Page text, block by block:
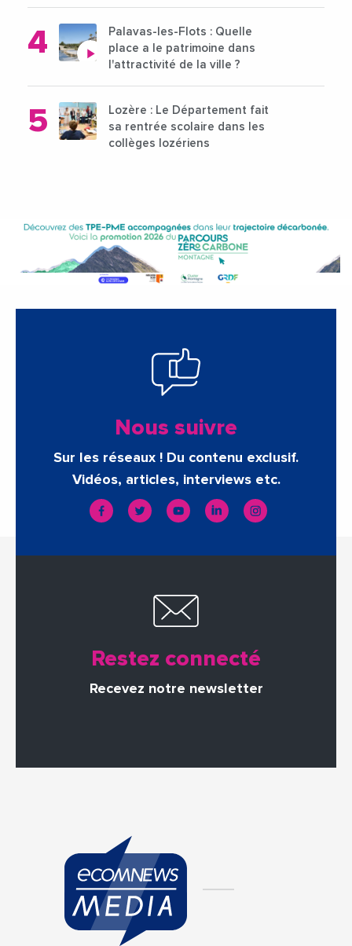
Palavas-les-Flots : Quelle
place a le patrimoine dans
l'attractivité de la ville ?
Lozère : Le Département fait
sa rentrée scolaire dans les
collèges lozériens
Nous suivre
Sur les réseaux ! Du contenu exclusif.
Vidéos, articles, interviews etc.
Restez connecté
Recevez notre newsletter